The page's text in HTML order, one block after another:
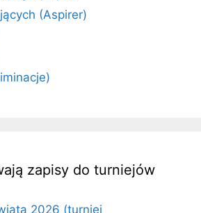
(Aspirer)
zapisy do turniejów
2026 (turniej